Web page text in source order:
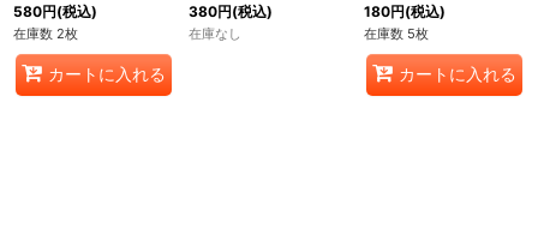
580円(税込)
在庫数 2枚
カートに入れる
380円(税込)
在庫なし
180円(税込)
在庫数 5枚
カートに入れる